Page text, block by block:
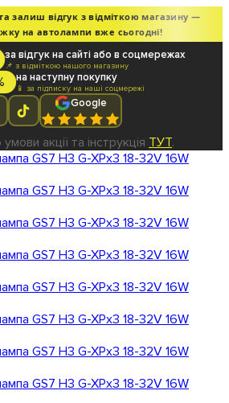
залиш відгук з відміткою магазину —
на автолампи вже сьогодні!
за відгук на сайті або в соцмережах
📌 з відміткою нашого магазину
на наступну покупку
📱 за підписку на наші соцмережі
Google
акції та інструкція ТУТ.